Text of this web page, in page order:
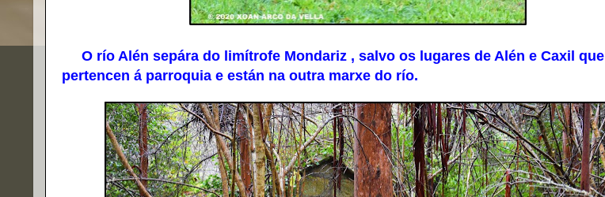
O río Alén sepára do limítrofe Mondariz , salvo os lugares de Alén e Caxil que
pertencen á parroquia e están na outra marxe do río.